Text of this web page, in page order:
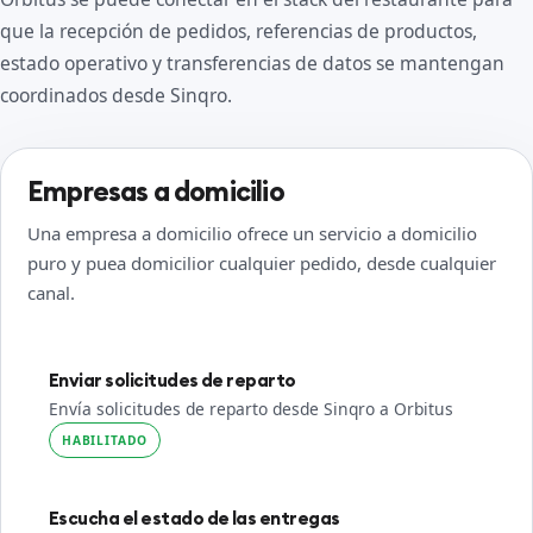
que la recepción de pedidos, referencias de productos,
estado operativo y transferencias de datos se mantengan
coordinados desde Sinqro.
Empresas a domicilio
Una empresa a domicilio ofrece un servicio a domicilio
puro y puea domicilior cualquier pedido, desde cualquier
canal.
Enviar solicitudes de reparto
Envía solicitudes de reparto desde Sinqro a Orbitus
HABILITADO
Escucha el estado de las entregas